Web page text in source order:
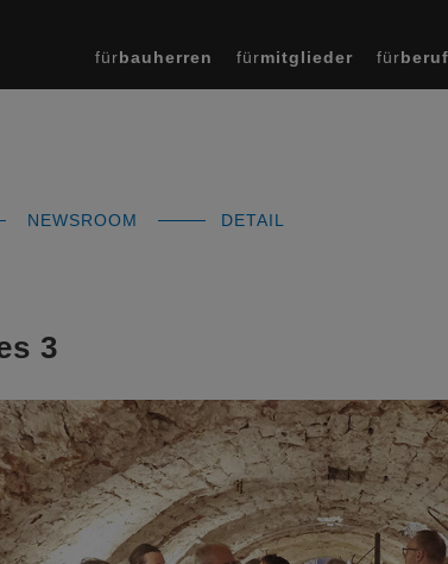
fürbauherren fürmitglieder für
NEWSROOM DETAIL
3